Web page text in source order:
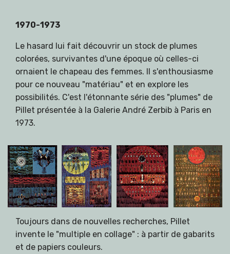
1970-1973
Le hasard lui fait découvrir un stock de plumes
colorées, survivantes d'une époque où celles-ci
ornaient le chapeau des femmes. Il s'enthousiasme
pour ce nouveau "matériau" et en explore les
possibilités. C'est l'étonnante série des "plumes" de
Pillet présentée à la Galerie André Zerbib à Paris en
1973.
Toujours dans de nouvelles recherches, Pillet
invente le "multiple en collage" : à partir de gabarits
et de papiers couleurs.